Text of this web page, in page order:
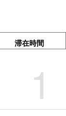
滞在時間
1